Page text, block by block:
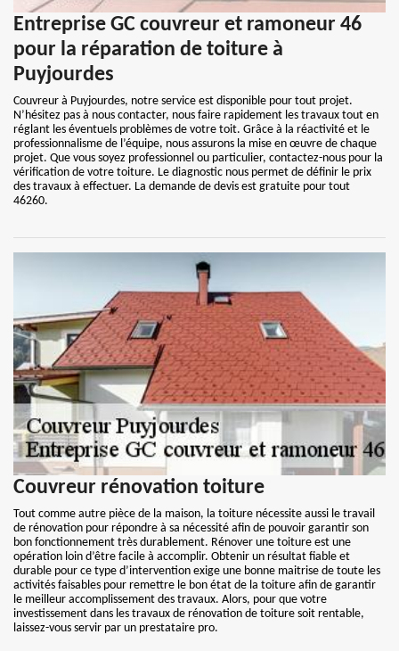
Entreprise GC couvreur et ramoneur 46
pour la réparation de toiture à
Puyjourdes
Couvreur à Puyjourdes, notre service est disponible pour tout projet.
N’hésitez pas à nous contacter, nous faire rapidement les travaux tout en
réglant les éventuels problèmes de votre toit. Grâce à la réactivité et le
professionnalisme de l’équipe, nous assurons la mise en œuvre de chaque
projet. Que vous soyez professionnel ou particulier, contactez-nous pour la
vérification de votre toiture. Le diagnostic nous permet de définir le prix
des travaux à effectuer. La demande de devis est gratuite pour tout
46260.
Couvreur rénovation toiture
Tout comme autre pièce de la maison, la toiture nécessite aussi le travail
de rénovation pour répondre à sa nécessité afin de pouvoir garantir son
bon fonctionnement très durablement. Rénover une toiture est une
opération loin d’être facile à accomplir. Obtenir un résultat fiable et
durable pour ce type d’intervention exige une bonne maitrise de toute les
activités faisables pour remettre le bon état de la toiture afin de garantir
le meilleur accomplissement des travaux. Alors, pour que votre
investissement dans les travaux de rénovation de toiture soit rentable,
laissez-vous servir par un prestataire pro.